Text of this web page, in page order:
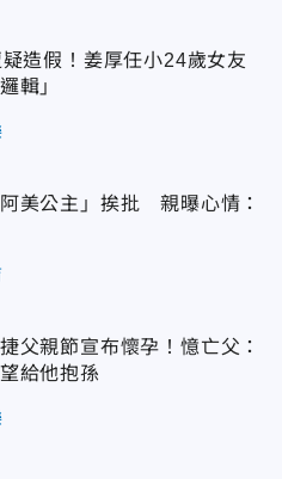
疑造假！姜厚任小24歲女友
輯」
美公主」挨批 親曝心情：
父親節宣布懷孕！憶亡父：
給他抱孫